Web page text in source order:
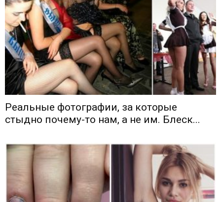
Реальные фотографии, за которые
стыдно почему-то нам, а не им. Блеск...